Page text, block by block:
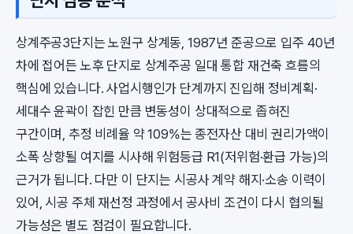
상계주공3단지는 노원구 상계동, 1987년 준공으로 입주 40년
차에 접어든 노후 단지로 상계주공 일대 통합 재건축 흐름의
핵심에 있습니다. 사업시행인가 단계까지 진입해 정비계획·
세대수 윤곽이 잡힌 만큼 변동성이 상대적으로 좁혀진
구간이며, 추정 비례율 약 109%는 종전자산 대비 권리가액이
소폭 상향될 여지를 시사해 위험등급 R1(저위험·환급 가능)의
근거가 됩니다. 다만 이 단지는 시공사 계약 해지·소송 이력이
있어, 시공 주체 재선정 과정에서 공사비 조건이 다시 협의될
가능성은 별도 점검이 필요합니다.